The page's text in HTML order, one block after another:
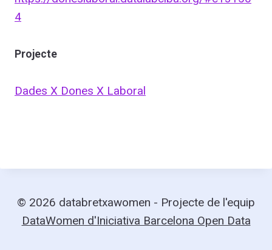
4
Projecte
Dades X Dones X Laboral
© 2026 databretxawomen - Projecte de l'equip
DataWomen d'Iniciativa Barcelona Open Data